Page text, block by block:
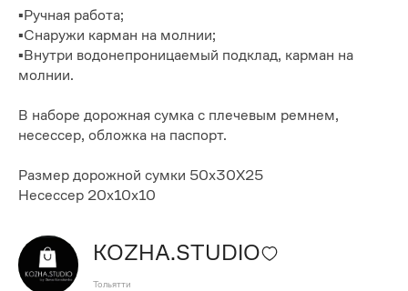
▪️Ручная работа;
▪️Снаружи карман на молнии;
▪️Внутри водонепроницаемый подклад, карман на
молнии.
В наборе дорожная сумка с плечевым ремнем,
несессер, обложка на паспорт.
Размер дорожной сумки 50х30X25
Несессер 20х10х10
KOZHA.STUDIO
Тольятти